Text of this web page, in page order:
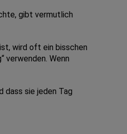
gibt vermutlich
wird oft ein bisschen
verwenden. Wenn
dass sie jeden Tag